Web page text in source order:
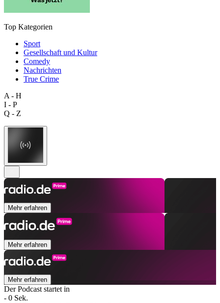
Top Kategorien
Sport
Gesellschaft und Kultur
Comedy
Nachrichten
True Crime
A - H
I - P
Q - Z
Mehr erfahren
Mehr erfahren
Mehr erfahren
Der Podcast startet in
- 0 Sek.